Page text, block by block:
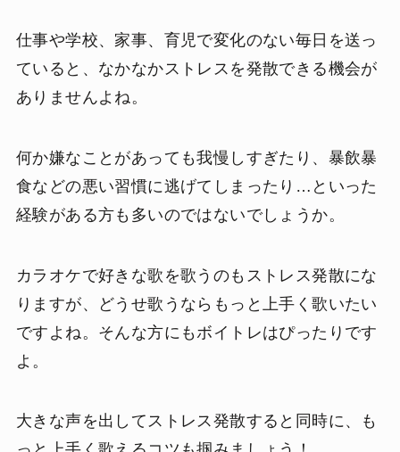
仕事や学校、家事、育児で変化のない毎日を送っ
ていると、なかなかストレスを発散できる機会が
ありませんよね。
何か嫌なことがあっても我慢しすぎたり、暴飲暴
食などの悪い習慣に逃げてしまったり…といった
経験がある方も多いのではないでしょうか。
カラオケで好きな歌を歌うのもストレス発散にな
りますが、どうせ歌うならもっと上手く歌いたい
ですよね。そんな方にもボイトレはぴったりです
よ。
大きな声を出してストレス発散すると同時に、も